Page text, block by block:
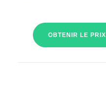
OBTENIR LE PRIX